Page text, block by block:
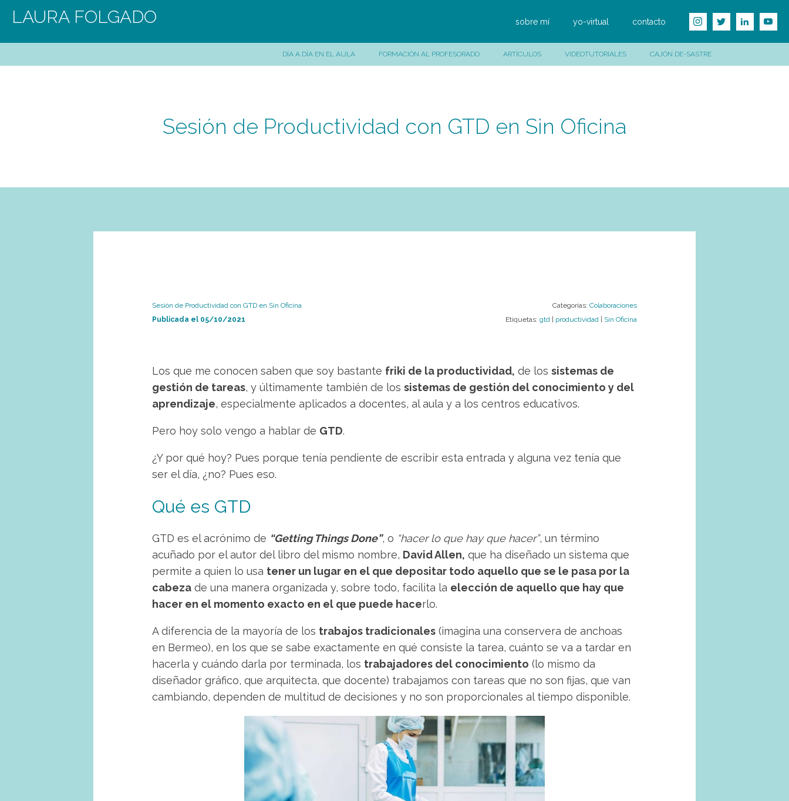
LAURA FOLGADO sobre mí yo-virtual contacto
DÍA A DÍA EN EL AULA FORMACIÓN AL PROFESORADO ARTÍCULOS VIDEOTUTORIALES CAJÓN DE-SASTRE
Sesión de Productividad con GTD en Sin Oficina
Sesión de Productividad con GTD en Sin Oficina
Publicada el 05/10/2021
Categorías: Colaboraciones
Etiquetas: gtd productividad Sin Oficina
Los que me conocen saben que soy bastante friki de la productividad, de los sistemas de
gestión de tareas, y últimamente también de los sistemas de gestión del conocimiento y del
aprendizaje, especialmente aplicados a docentes, al aula y a los centros educativos.
Pero hoy solo vengo a hablar de GTD.
¿Y por qué hoy? Pues porque tenía pendiente de escribir esta entrada y alguna vez tenía que
ser el día, ¿no? Pues eso.
Qué es GTD
GTD es el acrónimo de “Getting Things Done”, o “hacer lo que hay que hacer”, un término
acuñado por el autor del libro del mismo nombre, David Allen, que ha diseñado un sistema que
permite a quien lo usa tener un lugar en el que depositar todo aquello que se le pasa por la
cabeza de una manera organizada y, sobre todo, facilita la elección de aquello que hay que
hacer en el momento exacto en el que puede hacerlo.
A diferencia de la mayoría de los trabajos tradicionales (imagina una conservera de anchoas
en Bermeo), en los que se sabe exactamente en qué consiste la tarea, cuánto se va a tardar en
hacerla y cuándo darla por terminada, los trabajadores del conocimiento (lo mismo da
diseñador gráfico, que arquitecta, que docente) trabajamos con tareas que no son fijas, que van
cambiando, dependen de multitud de decisiones y no son proporcionales al tiempo disponible.